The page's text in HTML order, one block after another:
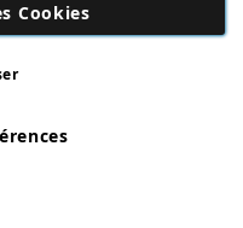
Cookies